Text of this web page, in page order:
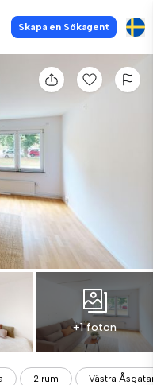
Skapa en Sökagent
+1 foton
2 rum Västra